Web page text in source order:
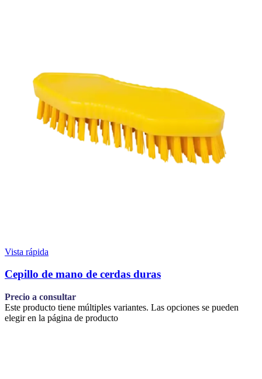
Vista rápida
Cepillo de mano de cerdas duras
Precio a consultar
Este producto tiene múltiples variantes. Las opciones se pueden
elegir en la página de producto